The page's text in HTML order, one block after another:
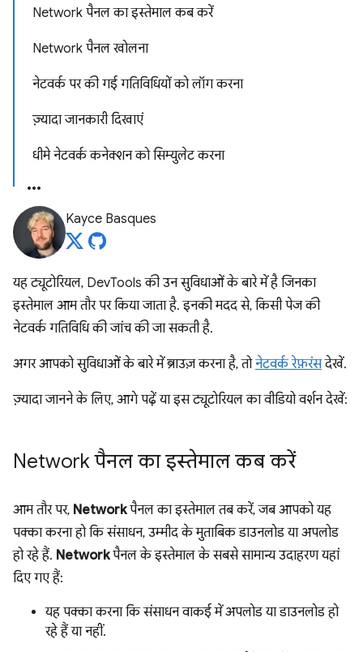
Network पैनल का इस्तेमाल कब करें
Network पैनल खोलना
नेटवर्क पर की गई गतिविधियों को लॉग करना
ज़्यादा जानकारी दिखाएं
धीमे नेटवर्क कनेक्शन को सिम्युलेट करना
Kayce Basques
यह ट्यूटोरियल, DevTools की उन सुविधाओं के बारे में है जिनका
इस्तेमाल आम तौर पर किया जाता है. इनकी मदद से, किसी पेज की
नेटवर्क गतिविधि की जांच की जा सकती है.
अगर आपको सुविधाओं के बारे में ब्राउज़ करना है, तोनेटवर्क रेफ़रंसदेखें.
ज़्यादा जानने के लिए, आगे पढ़ें या इस ट्यूटोरियल का वीडियो वर्शन देखें:
Network पैनल का इस्तेमाल कब करें
आम तौर पर, Networkपैनल का इस्तेमाल तब करें, जब आपको यह
पक्का करना हो कि संसाधन, उम्मीद के मुताबिक डाउनलोड या अपलोड
हो रहे हैं. Networkपैनल के इस्तेमाल के सबसे सामान्य उदाहरण यहां
दिए गए हैं:
यह पक्का करना कि संसाधन वाकई में अपलोड या डाउनलोड हो
रहे हैं या नहीं.